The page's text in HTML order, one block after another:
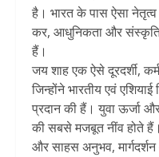
है। भारत के पास ऐसा
कर, आधुनिकता और
हैं।
जय शाह एक ऐसे दूरदर्शी,
जिन्होंने भारतीय एवं
प्रदान की हैं। युवा ऊर्जा
की सबसे मजबूत नींव होते
और साहस अनुभव,